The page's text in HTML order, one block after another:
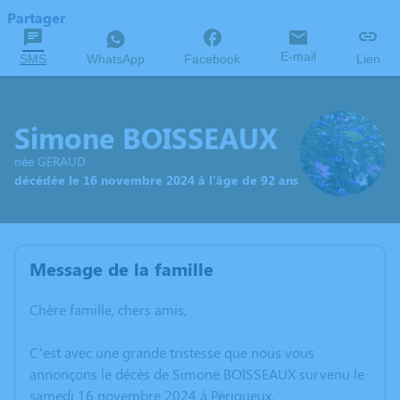
Partager
SMS WhatsApp Facebook E-mail Lien
Simone BOISSEAUX
née GERAUD
décédée le 16 novembre 2024 à l'âge de 92 ans
Message de la famille
Chère famille, chers amis,
C’est avec une grande tristesse que nous vous
annonçons le décès de Simone BOISSEAUX survenu le
samedi 16 novembre 2024 à Périgueux.